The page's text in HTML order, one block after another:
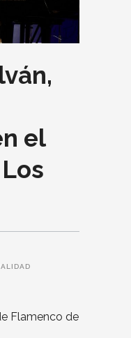
el
Flamenco de